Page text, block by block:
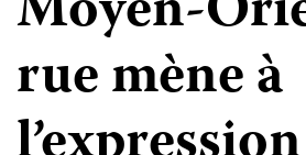
rue mène à